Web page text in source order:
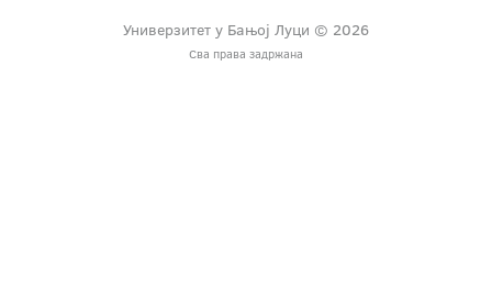
Универзитет у Бањој Луци © 2026
Сва права задржана